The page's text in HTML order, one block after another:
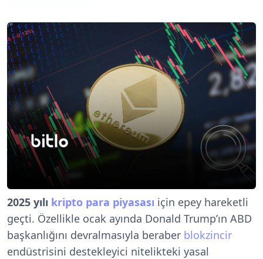
2025 yılı kripto para piyasası için epey hareketli
geçti. Özellikle ocak ayında Donald Trump’ın ABD
başkanlığını devralmasıyla beraber blokzincir
endüstrisini destekleyici nitelikteki yasal